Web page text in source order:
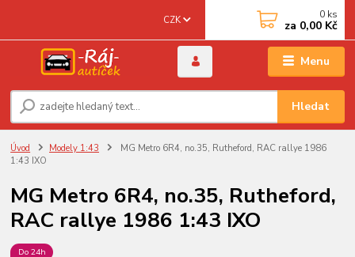
Menu
CZK
Hledat
0 ks
za 0,00 Kč
Úvod Modely 1:43
MG Metro 6R4, no.35, Rutheford, RAC rallye 1986
1:43 IXO
MG Metro 6R4, no.35, Rutheford,
RAC rallye 1986 1:43 IXO
Do 24h